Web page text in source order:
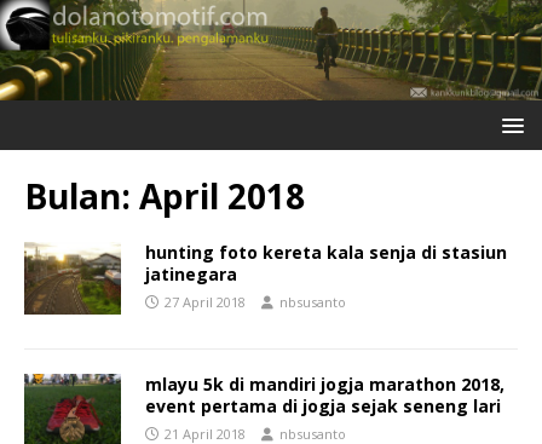
Bulan: April 2018
hunting foto kereta kala senja di stasiun
jatinegara
27 April 2018 nbsusanto
mlayu 5k di mandiri jogja marathon 2018,
event pertama di jogja sejak seneng lari
21 April 2018 nbsusanto